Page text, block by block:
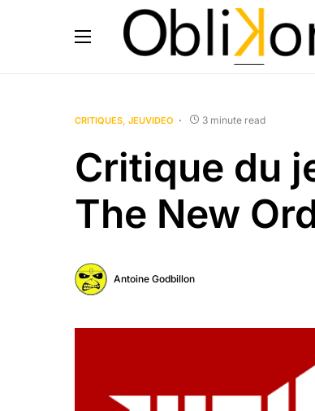
CRITIQUES JEUVIDEO 3 minute read
Critique du
The New
Antoine Godbillon